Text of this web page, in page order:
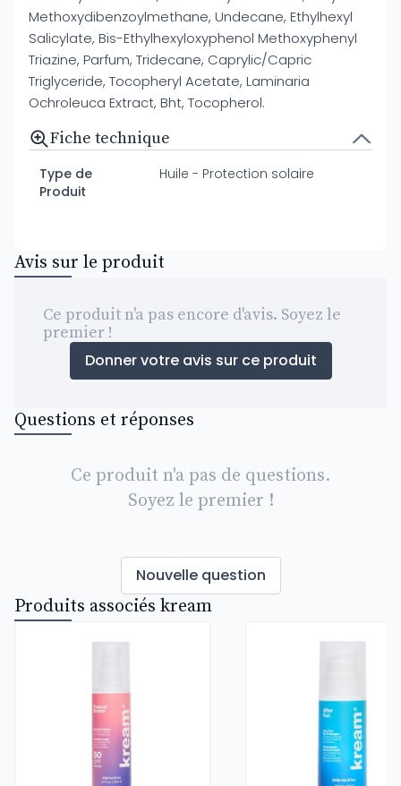
Methoxydibenzoylmethane, Undecane, Ethylhexyl
Salicylate, Bis-Ethylhexyloxyphenol Methoxyphenyl
Triazine, Parfum, Tridecane, Caprylic/Capric
Triglyceride, Tocopheryl Acetate, Laminaria
Ochroleuca Extract, Bht, Tocopherol.
Fiche technique
Type de
Produit
Huile - Protection solaire
Avis sur le produit
Ce produit n'a pas encore d'avis. Soyez le
premier !
Donner votre avis sur ce produit
Questions et réponses
Ce produit n'a pas de questions.
Soyez le premier !
Nouvelle question
Produits associés kream